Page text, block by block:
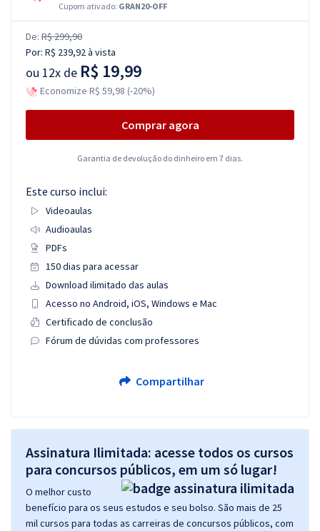
Cupom ativado: GRAN20-OFF
De: R$ 299,90
Por: R$ 239,92à vista
ou 12x de R$ 19,99
Economize R$ 59,98 (-20%)
Comprar agora
Garantia de devolução do dinheiro em 7 dias.
Este curso inclui:
Videoaulas
Audioaulas
PDFs
150 dias para acessar
Download ilimitado das aulas
Acesso no Android, iOS, Windows e Mac
Certificado de conclusão
Fórum de dúvidas com professores
Compartilhar
Assinatura Ilimitada: acesse todos os cursos
para concursos públicos, em um só lugar!
O melhor custo
benefício para os seus estudos e seu bolso. São mais de 25
mil cursos para todas as carreiras de concursos públicos, com